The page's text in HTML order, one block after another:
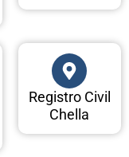
Registro Civil
Chella